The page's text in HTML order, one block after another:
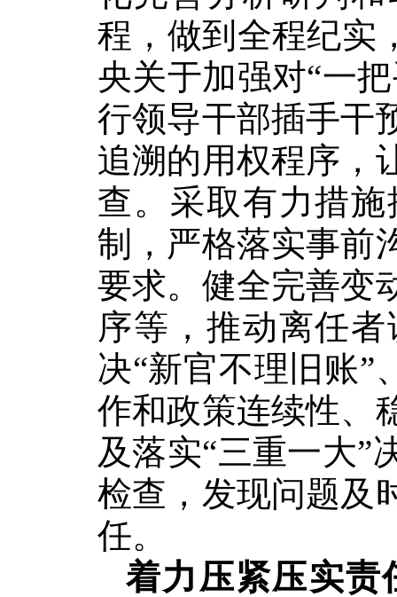
程，做到全程纪实
央关于加强对“一
行领导干部插手干
追溯的用权程序，
查。采取有力措
制，严格落实事前
要求。健全完善变
序等，推动离任
决“新官不理旧账”
作和政策连续性、
及落实“三重一大”
检查，发现问题及
任。
着力压紧压实责